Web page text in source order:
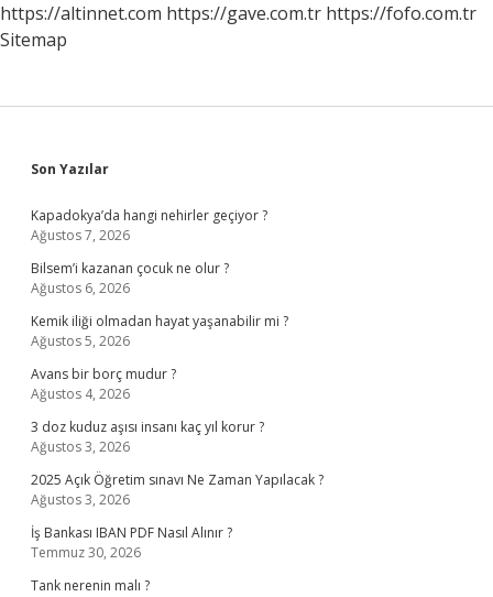
Verir
https://altinnet.com https://gave.com.tr https://fofo.com.tr
Sitemap
Sidebar
Son Yazılar
Kapadokya’da hangi nehirler geçiyor ?
Ağustos 7, 2026
Bilsem’i kazanan çocuk ne olur ?
Ağustos 6, 2026
Kemik iliği olmadan hayat yaşanabilir mi ?
Ağustos 5, 2026
Avans bir borç mudur ?
Ağustos 4, 2026
3 doz kuduz aşısı insanı kaç yıl korur ?
Ağustos 3, 2026
2025 Açık Öğretim sınavı Ne Zaman Yapılacak ?
Ağustos 3, 2026
İş Bankası IBAN PDF Nasıl Alınır ?
Temmuz 30, 2026
Tank nerenin malı ?